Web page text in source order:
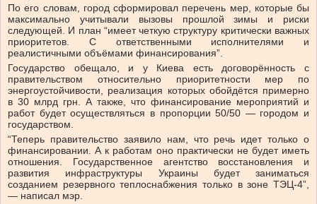
По его словам, город сформировал перечень мер, которые бы
максимально учитывали вызовы прошлой зимы и риски
следующей. И план “имеет четкую структуру критически важных
приоритетов. С ответственными исполнителями и
реалистичными объёмами финансирования”.
Государство обещало, и у Киева есть договорённость с
правительством относительно приоритетности мер по
энергоустойчивости, реализация которых обойдётся примерно
в 30 млрд грн. А также, что финансирование мероприятий и
работ будет осуществляться в пропорции 50/50 — городом и
государством.
“Теперь правительство заявило нам, что речь идет только о
финансировании. А к работам оно практически не будет иметь
отношения. Государственное агентство восстановления и
развития инфраструктуры Украины будет заниматься
созданием резервного теплоснабжения только в зоне ТЭЦ-4”,
— написал мэр.